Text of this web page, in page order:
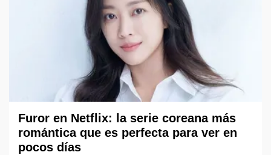
Furor en Netflix: la serie coreana más
romántica que es perfecta para ver en
pocos días